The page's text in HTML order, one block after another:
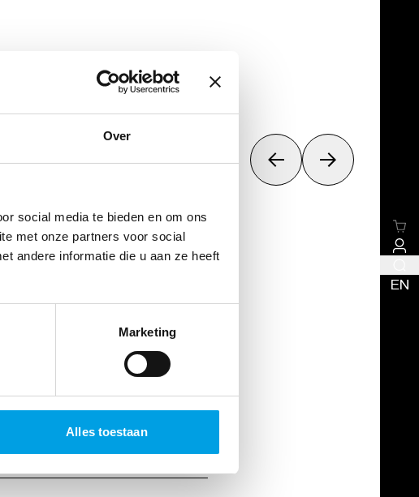
Over
social media te bieden en om ons
met onze partners voor social
andere informatie die u aan ze heeft
Marketing
Alles toestaan
DI
EN